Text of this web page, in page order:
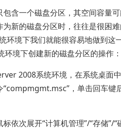
一个磁盘分区，其空间容量可
新的磁盘分区时，往往是很困
境下我们就能很容易地做到这
境下创建新的磁盘分区的操作：
2008系统环境，在系统桌面中
，单击回车
次展开“计算机管理”/“存储”/“